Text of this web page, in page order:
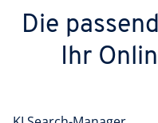
Die
Ihr